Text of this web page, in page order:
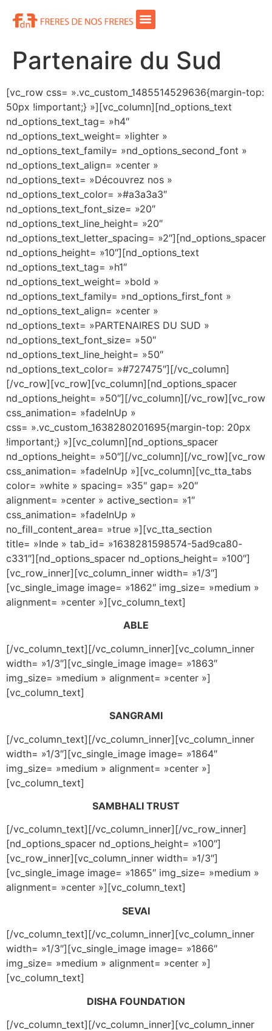
Partenaire du Sud
[vc_row css= ».vc_custom_1485514529636{margin-top:
50px !important;} »][vc_column][nd_options_text
nd_options_text_tag= »h4″
nd_options_text_weight= »lighter »
nd_options_text_family= »nd_options_second_font »
nd_options_text_align= »center »
nd_options_text= »Découvrez nos »
nd_options_text_color= »#a3a3a3″
nd_options_text_font_size= »20″
nd_options_text_line_height= »20″
nd_options_text_letter_spacing= »2″][nd_options_spacer
nd_options_height= »10″][nd_options_text
nd_options_text_tag= »h1″
nd_options_text_weight= »bold »
nd_options_text_family= »nd_options_first_font »
nd_options_text_align= »center »
nd_options_text= »PARTENAIRES DU SUD »
nd_options_text_font_size= »50″
nd_options_text_line_height= »50″
nd_options_text_color= »#727475″][/vc_column]
[/vc_row][vc_row][vc_column][nd_options_spacer
nd_options_height= »50″][/vc_column][/vc_row][vc_row
css_animation= »fadeInUp »
css= ».vc_custom_1638280201695{margin-top: 20px
!important;} »][vc_column][nd_options_spacer
nd_options_height= »50″][/vc_column][/vc_row][vc_row
css_animation= »fadeInUp »][vc_column][vc_tta_tabs
color= »white » spacing= »35″ gap= »20″
alignment= »center » active_section= »1″
css_animation= »fadeInUp »
no_fill_content_area= »true »][vc_tta_section
title= »Inde » tab_id= »1638281598574-5ad9ca80-
c331″][nd_options_spacer nd_options_height= »100″]
[vc_row_inner][vc_column_inner width= »1/3″]
[vc_single_image image= »1862″ img_size= »medium »
alignment= »center »][vc_column_text]
ABLE
[/vc_column_text][/vc_column_inner][vc_column_inner
width= »1/3″][vc_single_image image= »1863″
img_size= »medium » alignment= »center »]
[vc_column_text]
SANGRAMI
[/vc_column_text][/vc_column_inner][vc_column_inner
width= »1/3″][vc_single_image image= »1864″
img_size= »medium » alignment= »center »]
[vc_column_text]
SAMBHALI TRUST
[/vc_column_text][/vc_column_inner][/vc_row_inner]
[nd_options_spacer nd_options_height= »100″]
[vc_row_inner][vc_column_inner width= »1/3″]
[vc_single_image image= »1865″ img_size= »medium »
alignment= »center »][vc_column_text]
SEVAI
[/vc_column_text][/vc_column_inner][vc_column_inner
width= »1/3″][vc_single_image image= »1866″
img_size= »medium » alignment= »center »]
[vc_column_text]
DISHA FOUNDATION
[/vc_column_text][/vc_column_inner][vc_column_inner